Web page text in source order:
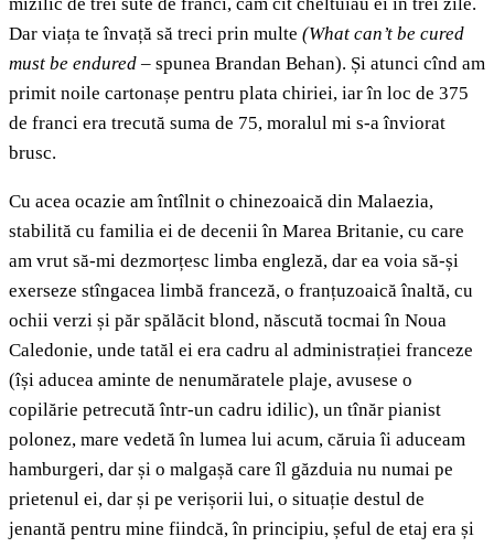
mizilic de trei sute de franci, cam cît cheltuiau ei în trei zile.
Dar viața te învață să treci prin multe (What can’t be cured
must be endured – spunea Brandan Behan). Și atunci cînd am
primit noile cartonașe pentru plata chiriei, iar în loc de 375
de franci era trecută suma de 75, moralul mi s-a înviorat
brusc.
Cu acea ocazie am întîlnit o chinezoaică din Malaezia,
stabilită cu familia ei de decenii în Marea Britanie, cu care
am vrut să-mi dezmorțesc limba engleză, dar ea voia să-și
exerseze stîngacea limbă franceză, o franțuzoaică înaltă, cu
ochii verzi și păr spălăcit blond, născută tocmai în Noua
Caledonie, unde tatăl ei era cadru al administrației franceze
(își aducea aminte de nenumăratele plaje, avusese o
copilărie petrecută într-un cadru idilic), un tînăr pianist
polonez, mare vedetă în lumea lui acum, căruia îi aduceam
hamburgeri, dar și o malgașă care îl găzduia nu numai pe
prietenul ei, dar și pe verișorii lui, o situație destul de
jenantă pentru mine fiindcă, în principiu, șeful de etaj era și